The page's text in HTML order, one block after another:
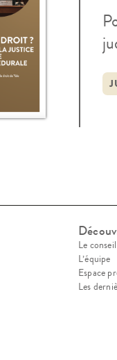
Le
L’équipe
Espace
Les